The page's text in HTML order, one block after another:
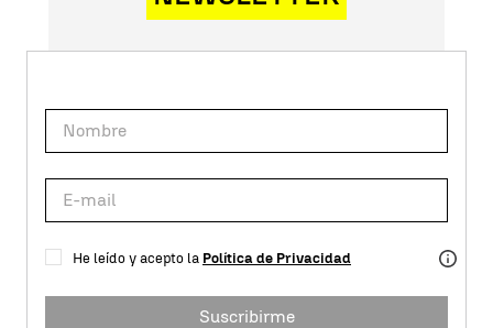
He leído y acepto la Política de Privacidad
Suscribirme